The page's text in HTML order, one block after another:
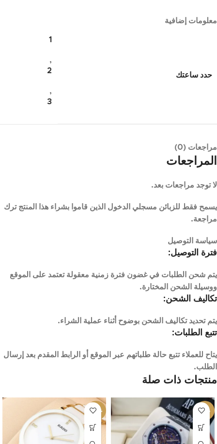
معلومات إضافية
حدد ساعتك
1
,
2
,
3
مراجعات (0)
المراجعات
لا توجد مراجعات بعد.
يسمح فقط للزبائن مسجلي الدخول الذين قاموا بشراء هذا المنتج ترك
مراجعة.
سياسة التوصيل
فترة التوصيل:
يتم شحن الطلبات في غضون فترة زمنية معقولة تعتمد على الموقع
ووسيلة الشحن المختارة.
تكاليف الشحن:
يتم تحديد تكاليف الشحن بوضوح أثناء عملية الشراء.
تتبع الطلبات:
يتاح للعملاء تتبع حالة طلباتهم عبر الموقع أو الرابط المقدم بعد إرسال
الطلب.
منتجات ذات صلة
-14%
-28%